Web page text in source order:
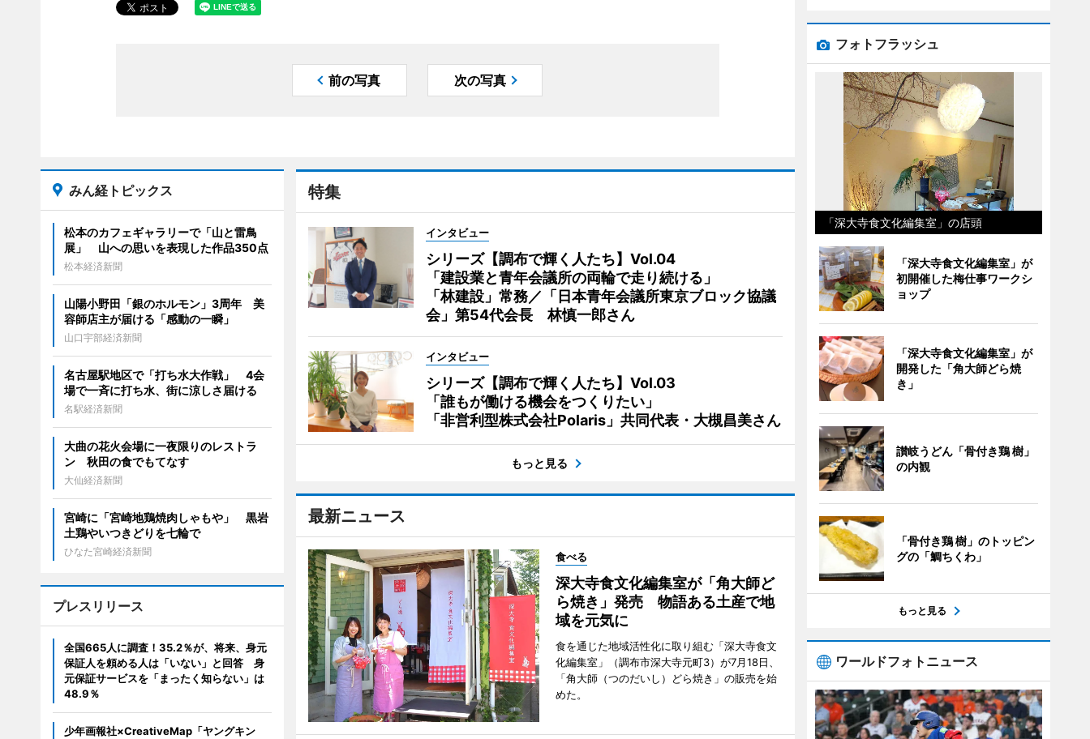
前の写真 次の写真
特集
インタビュー
シリーズ【調布で輝く人たち】Vol.04
「建設業と青年会議所の両輪で走り続ける」
「林建設」常務／「日本青年会議所東京ブロック協議
会」第54代会長 林慎一郎さん
インタビュー
シリーズ【調布で輝く人たち】Vol.03
「誰もが働ける機会をつくりたい」
「非営利型株式会社Polaris」共同代表・大槻昌美さん
もっと見る
最新ニュース
食べる
深大寺食文化編集室が「角大師ど
ら焼き」発売 物語ある土産で地
域を元気に
食を通じた地域活性化に取り組む「深大寺食文
化編集室」（調布市深大寺元町3）が7月18日、
「角大師（つのだいし）どら焼き」の販売を始
めた。
みん経トピックス
松本のカフェギャラリーで「山と雷鳥
展」 山への思いを表現した作品350点
松本経済新聞
山陽小野田「銀のホルモン」3周年 美
容師店主が届ける「感動の一瞬」
山口宇部経済新聞
名古屋駅地区で「打ち水大作戦」 4会
場で一斉に打ち水、街に涼しさ届ける
名駅経済新聞
大曲の花火会場に一夜限りのレストラ
ン 秋田の食でもてなす
大仙経済新聞
宮崎に「宮崎地鶏焼肉しゃもや」 黒岩
土鶏やいつきどりを七輪で
ひなた宮崎経済新聞
プレスリリース
全国665人に調査！35.2％が、将来、身元
保証人を頼める人は「いない」と回答 身
元保証サービスを「まったく知らない」は
48.9％
少年画報社×CreativeMap「ヤングキン
フォトフラッシュ
「深大寺食文化編集室」の店頭
「深大寺食文化編集室」が
初開催した梅仕事ワークシ
ョップ
「深大寺食文化編集室」が
開発した「角大師どら焼
き」
讃岐うどん「骨付き鶏 樹」
の内観
「骨付き鶏 樹」のトッピン
グの「鯛ちくわ」
もっと見る
ワールドフォトニュース